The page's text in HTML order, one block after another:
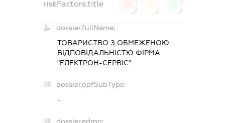
riskFactors.title
dossier.fullName:
ТОВАРИСТВО З ОБМЕЖЕНОЮ
ВІДПОВІДАЛЬНІСТЮ ФІРМА
"ЕЛЕКТРОН-СЕРВІС"
dossier.opfSubType:
-
dossier.edrpo: